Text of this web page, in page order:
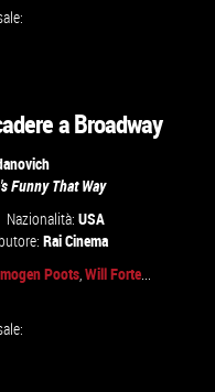
a Broadway
Funny That Way
Nazionalità:USA
Rai Cinema
Poots,Will Forte...